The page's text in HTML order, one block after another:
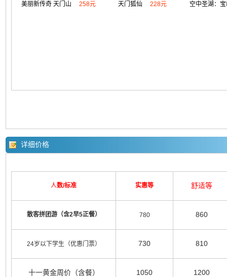
美丽新传奇 天门山 258元 天门狐仙 228元 空中圣湖：
详细价格
人数/标准 实惠等 舒适等
散客拼团游（含2早5正餐） 780 860
24岁以下学生（优惠门票） 730 810
十一黄金周价（含餐） 1050 1200